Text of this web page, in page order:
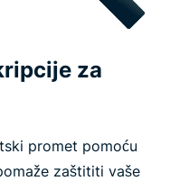
za
promet pomoću
zaštititi vaše